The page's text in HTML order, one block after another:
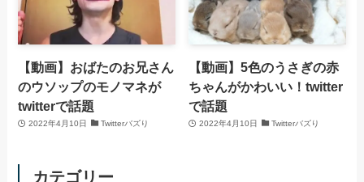
【動画】おばたのお兄さん
のウソップのモノマネが
twitterで話題
2022年4月10日 Twitterバズり
【動画】5色のうさぎの赤
ちゃんがかわいい！twitter
で話題
2022年4月10日 Twitterバズり
カテゴリー